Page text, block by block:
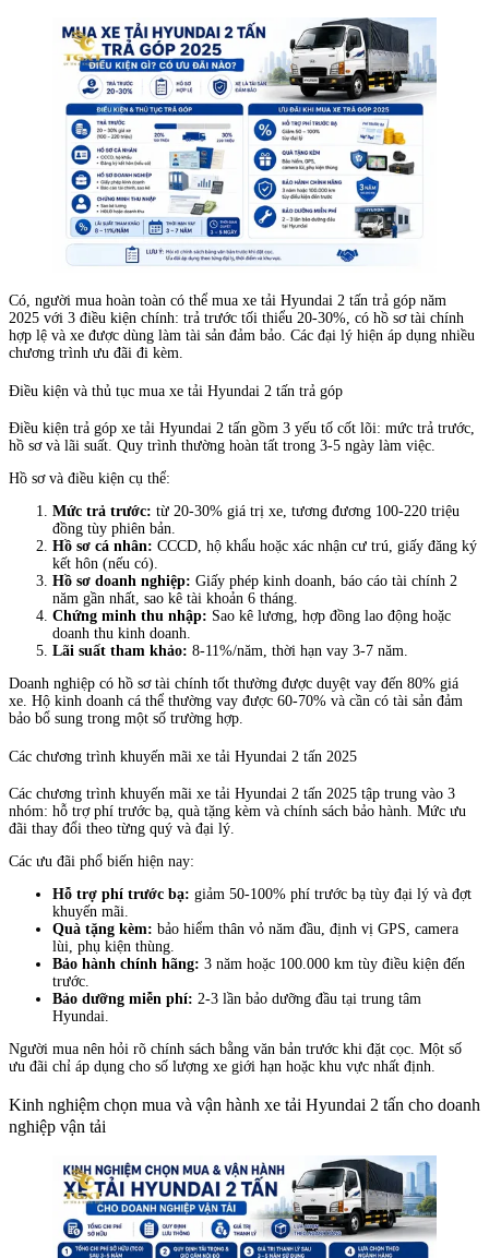
Có, người mua hoàn toàn có thể mua xe tải Hyundai 2 tấn trả góp năm
2025 với 3 điều kiện chính: trả trước tối thiểu 20-30%, có hồ sơ tài chính
hợp lệ và xe được dùng làm tài sản đảm bảo. Các đại lý hiện áp dụng nhiều
chương trình ưu đãi đi kèm.
Điều kiện và thủ tục mua xe tải Hyundai 2 tấn trả góp
Điều kiện trả góp xe tải Hyundai 2 tấn gồm 3 yếu tố cốt lõi: mức trả trước,
hồ sơ và lãi suất. Quy trình thường hoàn tất trong 3-5 ngày làm việc.
Hồ sơ và điều kiện cụ thể:
Mức trả trước: từ 20-30% giá trị xe, tương đương 100-220 triệu
đồng tùy phiên bản.
Hồ sơ cá nhân: CCCD, hộ khẩu hoặc xác nhận cư trú, giấy đăng ký
kết hôn (nếu có).
Hồ sơ doanh nghiệp: Giấy phép kinh doanh, báo cáo tài chính 2
năm gần nhất, sao kê tài khoản 6 tháng.
Chứng minh thu nhập: Sao kê lương, hợp đồng lao động hoặc
doanh thu kinh doanh.
Lãi suất tham khảo: 8-11%/năm, thời hạn vay 3-7 năm.
Doanh nghiệp có hồ sơ tài chính tốt thường được duyệt vay đến 80% giá
xe. Hộ kinh doanh cá thể thường vay được 60-70% và cần có tài sản đảm
bảo bổ sung trong một số trường hợp.
Các chương trình khuyến mãi xe tải Hyundai 2 tấn 2025
Các chương trình khuyến mãi xe tải Hyundai 2 tấn 2025 tập trung vào 3
nhóm: hỗ trợ phí trước bạ, quà tặng kèm và chính sách bảo hành. Mức ưu
đãi thay đổi theo từng quý và đại lý.
Các ưu đãi phổ biến hiện nay:
Hỗ trợ phí trước bạ: giảm 50-100% phí trước bạ tùy đại lý và đợt
khuyến mãi.
Quà tặng kèm: bảo hiểm thân vỏ năm đầu, định vị GPS, camera
lùi, phụ kiện thùng.
Bảo hành chính hãng: 3 năm hoặc 100.000 km tùy điều kiện đến
trước.
Bảo dưỡng miễn phí: 2-3 lần bảo dưỡng đầu tại trung tâm
Hyundai.
Người mua nên hỏi rõ chính sách bằng văn bản trước khi đặt cọc. Một số
ưu đãi chỉ áp dụng cho số lượng xe giới hạn hoặc khu vực nhất định.
Kinh nghiệm chọn mua và vận hành xe tải Hyundai 2 tấn cho doanh
nghiệp vận tải